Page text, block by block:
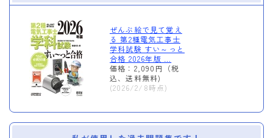
Follow Me
ぜんぶ絵で見て覚え
る 第2種電気工事士
学科試験 すい～っと
合格 2026年版 …
価格：2,090円（税
込、送料無料)
(2026/2/8時点)